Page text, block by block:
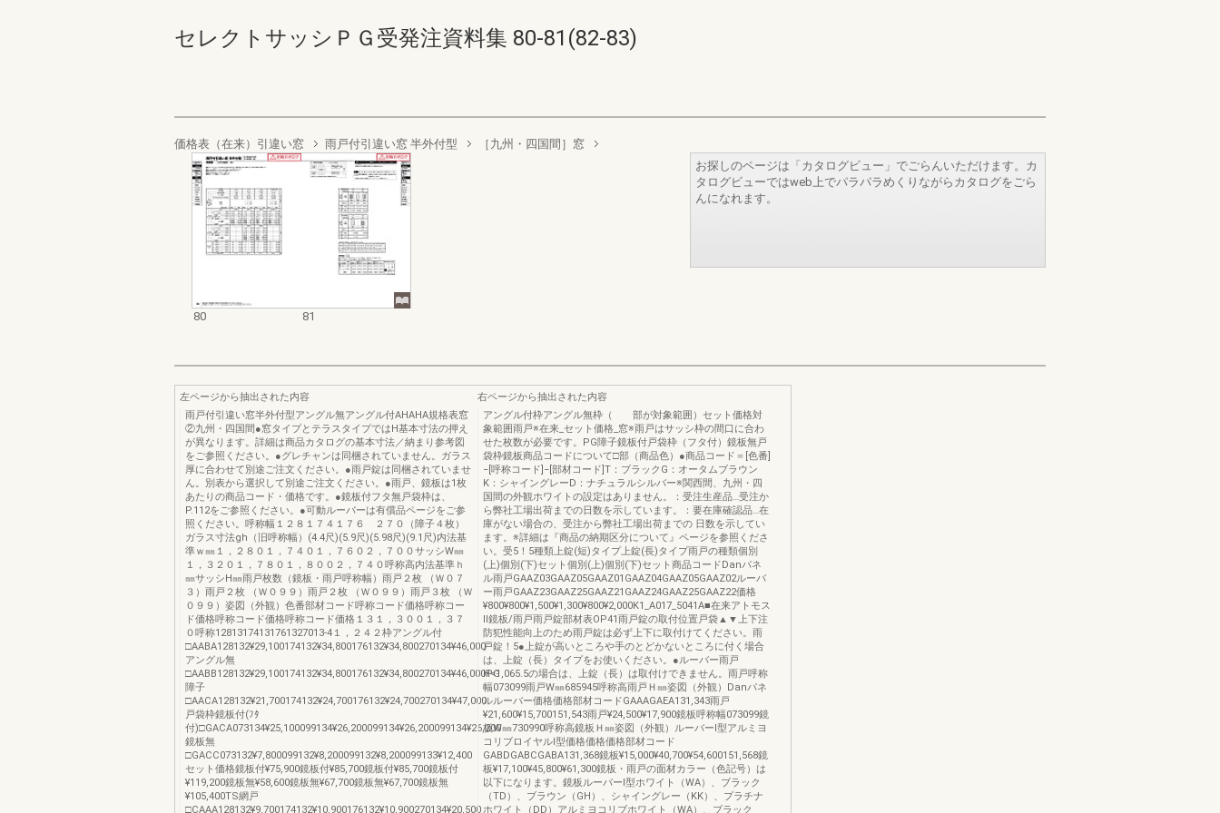
セレクトサッシＰＧ受発注資料集 80-81(82-83)
価格表（在来）引違い窓 雨戸付引違い窓 半外付型 ［九州・四国間］窓
80 81
お探しのページは「カタログビュー」でごらんいただけます。カ
タログビューではweb上でパラパラめくりながらカタログをごら
んになれます。
左ページから抽出された内容
雨戸付引違い窓半外付型アングル無アングル付AHAHA規格表窓
②九州・四国間●窓タイプとテラスタイプではH基本寸法の押え
が異なります。詳細は商品カタログの基本寸法／納まり参考図
をご参照ください。●グレチャンは同梱されていません。ガラス
厚に合わせて別途ご注文ください。●雨戸錠は同梱されていませ
ん。別表から選択して別途ご注文ください。●雨戸、鏡板は1枚
あたりの商品コード・価格です。●鏡板付フタ無戸袋枠は、
P.112をご参照ください。●可動ルーバーは有償品ページをご参
照ください。呼称幅１２８１７４１７６ ２７０（障子４枚）
ガラス寸法gh（旧呼称幅）(4.4尺)(5.9尺)(5.98尺)(9.1尺)内法基
準ｗ㎜１，２８０１，７４０１，７６０２，７００サッシW㎜
１，３２０１，７８０１，８００２，７４０呼称高内法基準ｈ
㎜サッシH㎜雨戸枚数（鏡板・雨戸呼称幅）雨戸２枚 （Ｗ０７
３）雨戸２枚 （Ｗ０９９）雨戸２枚 （Ｗ０９９）雨戸３枚 （Ｗ
０９９）姿図（外観）色番部材コード呼称コード価格呼称コー
ド価格呼称コード価格呼称コード価格１３１，３００１，３７
０呼称12813174131761327013-4１，２４２枠アングル付
□AABA128132¥29,100174132¥34,800176132¥34,800270134¥46,000
アングル無
□AABB128132¥29,100174132¥34,800176132¥34,800270134¥46,000PG
障子
□AACA128132¥21,700174132¥24,700176132¥24,700270134¥47,000
戸袋枠鏡板付(ﾌﾀ
付)□GACA073134¥25,100099134¥26,200099134¥26,200099134¥26,200
鏡板無
□GACC073132¥7,800099132¥8,200099132¥8,200099133¥12,400
セット価格鏡板付¥75,900鏡板付¥85,700鏡板付¥85,700鏡板付
¥119,200鏡板無¥58,600鏡板無¥67,700鏡板無¥67,700鏡板無
¥105,400TS網戸
□CAAA128132¥9,700174132¥10,900176132¥10,900270134¥20,500
右ページから抽出された内容
アングル付枠アングル無枠（ 部が対象範囲）セット価格対
象範囲雨戸※在来_セット価格_窓※雨戸はサッシ枠の間口に合わ
せた枚数が必要です。PG障子鏡板付戸袋枠（フタ付）鏡板無戸
袋枠鏡板商品コードについて□部（商品色）●商品コード＝[色番]
−[呼称コード]−[部材コード]T：ブラックG：オータムブラウン
K：シャイングレーD：ナチュラルシルバー※関西間、九州・四
国間の外観ホワイトの設定はありません。：受注生産品…受注か
ら弊社工場出荷までの日数を示しています。：要在庫確認品…在
庫がない場合の、受注から弊社工場出荷までの 日数を示してい
ます。※詳細は『商品の納期区分について』ページを参照くださ
い。受5！5種類上錠(短)タイプ上錠(長)タイプ雨戸の種類個別
(上)個別(下)セット個別(上)個別(下)セット商品コードDanパネ
ル雨戸GAAZ03GAAZ05GAAZ01GAAZ04GAAZ05GAAZ02ルーバ
ー雨戸GAAZ23GAAZ25GAAZ21GAAZ24GAAZ25GAAZ22価格
¥800¥800¥1,500¥1,300¥800¥2,000K1_A017_5041A■在来アトモス
Ⅱ鏡板/雨戸雨戸錠部材表OP41雨戸錠の取付位置戸袋▲▼上下注
防犯性能向上のため雨戸錠は必ず上下に取付けてください。雨
戸錠！5●上錠が高いところや手のとどかないところに付く場合
は、上錠（長）タイプをお使いください。●ルーバー雨戸
H<1,065.5の場合は、上錠（長）は取付けできません。雨戸呼称
幅073099雨戸W㎜685945呼称高雨戸Ｈ㎜姿図（外観）Danパネ
ルルーバー価格価格部材コードGAAAGAEA131,343雨戸
¥21,600¥15,700151,543雨戸¥24,500¥17,900鏡板呼称幅073099鏡
板W㎜730990呼称高鏡板Ｈ㎜姿図（外観）ルーバーⅠ型アルミヨ
コリブロイヤルⅠ型価格価格価格部材コード
GABDGABCGABA131,368鏡板¥15,000¥40,700¥54,600151,568鏡
板¥17,100¥45,800¥61,300鏡板・雨戸の面材カラー（色記号）は
以下になります。鏡板ルーバーⅠ型ホワイト（WA）、ブラック
（TD）、ブラウン（GH）、シャイングレー（KK）、プラチナ
ホワイト（DD）アルミヨコリブホワイト（WA）、ブラック